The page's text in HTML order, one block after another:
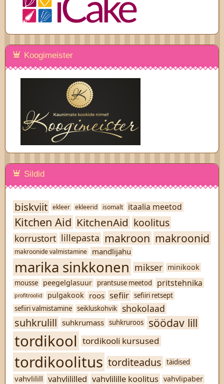
Koogimeister
Sildid
biskviit ekleer ekleerid isomalt itaalia meetod
Kitchen Aid KitchenAid koolitus
korrustort lillepasta makroon makroonid
makroonide valmistamine mandlijahu
marika sinkkonen mikser minikook
mousse peegelglasuur prantsuse meetod pritstehnika
profitroolid pulgakook roos sefiir sefiiri retsept
sefiiri valmistamine seikluskohvik shokolaad
suhkrulill suhkrumass suhkruroos söödav lill
tordikool tordikooli kursused
tordikoolitus torditeadus täidised
vahvlilill vahvlililled vahvlilille koolitus vahvlipaber